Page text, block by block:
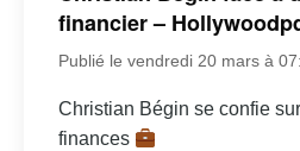
financier –
Publié le vendredi 20 mars à
Christian Bégin se confie
finances